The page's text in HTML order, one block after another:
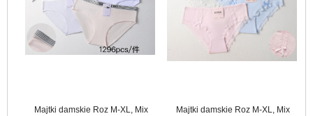
Majtki damskie Roz M-XL, Mix
Majtki damskie Roz M-XL, Mix